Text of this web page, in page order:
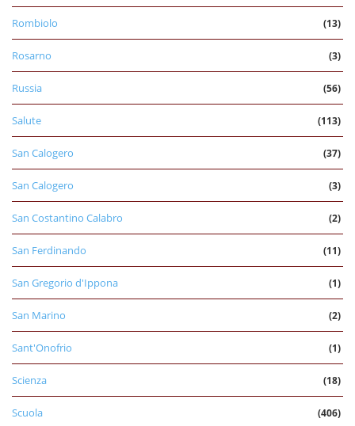
Rombiolo (13)
Rosarno (3)
Russia (56)
Salute (113)
San Calogero (37)
San Calogero (3)
San Costantino Calabro (2)
San Ferdinando (11)
San Gregorio d'Ippona (1)
San Marino (2)
Sant'Onofrio (1)
Scienza (18)
Scuola (406)